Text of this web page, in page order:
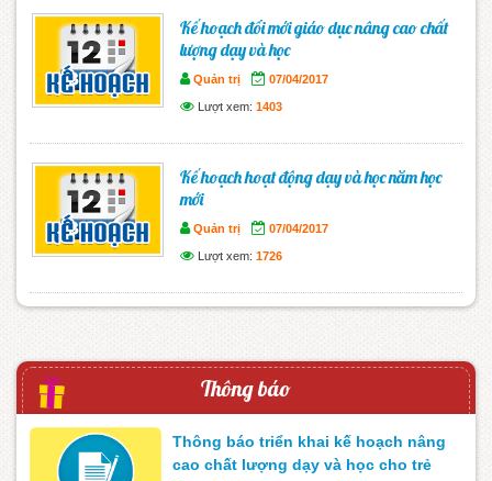
Kế hoạch đổi mới giáo dục nâng cao chất
lượng dạy và học
Quản trị 07/04/2017
Lượt xem: 1403
Kế hoạch hoạt động dạy và học năm học
mới
Quản trị 07/04/2017
Lượt xem: 1726
Thông báo
Thông báo triển khai kế hoạch nâng
cao chất lượng dạy và học cho trẻ